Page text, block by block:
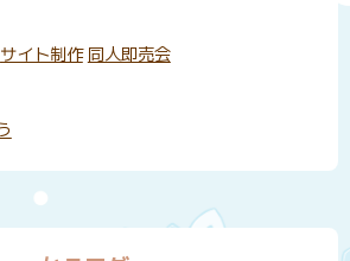
サイト制作 同人即売会